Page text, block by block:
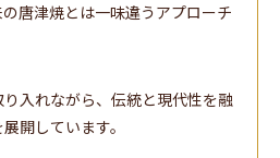
唐津焼とは一味違うアプローチ
入れながら、伝統と現代性を融
開しています。